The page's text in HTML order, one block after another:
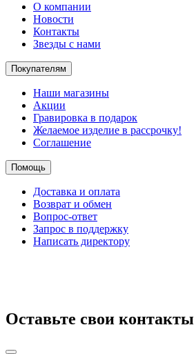
О компании
Новости
Контакты
Звезды с нами
Покупателям
Наши магазины
Акции
Гравировка в подарок
Желаемое изделие в рассрочку!
Соглашение
Помощь
Доставка и оплата
Возврат и обмен
Вопрос-ответ
Запрос в поддержку
Написать директору
Оставьте свои контакты